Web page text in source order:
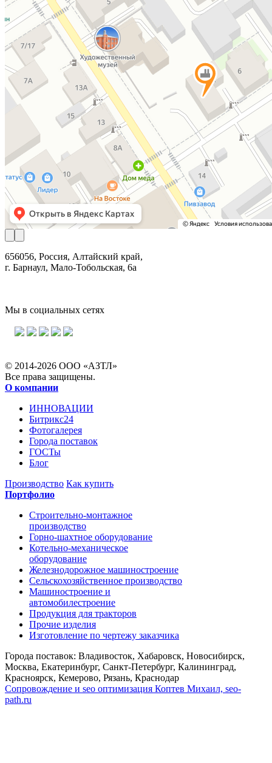
656056, Россия, Алтайский край,
г. Барнаул, Мало-Тобольская, 6а
Мы в социальных сетях
© 2014-2026 ООО «АЗТЛ»
Все права защищены.
О компании
ИННОВАЦИИ
Битрикс24
Фотогалерея
Города поставок
ГОСТы
Блог
Производство Как купить
Портфолио
Строительно-монтажное
производство
Горно-шахтное оборудование
Котельно-механическое
оборудование
Железнодорожное машиностроение
Сельскохозяйственное производство
Машиностроение и
автомобилестроение
Продукция для тракторов
Прочие изделия
Изготовление по чертежу заказчика
Города поставок: Владивосток, Хабаровск, Новосибирск,
Москва, Екатеринбург, Санкт-Петербург, Калининград,
Красноярск, Кемерово, Рязань, Краснодар
Сопровождение и seo оптимизация Коптев Михаил, seo-
path.ru